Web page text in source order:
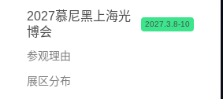
2027慕尼黑上海光
博会
2027.3.8-10
参观理由
展区分布